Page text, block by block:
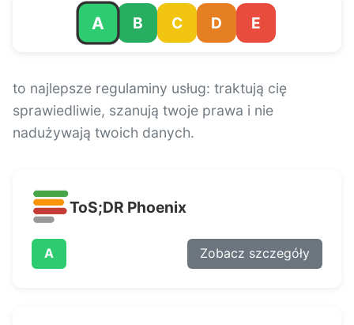
Społeczności
Podziękowania
Dodaj analizę
A B C D E
to najlepsze regulaminy usług: traktują cię
sprawiedliwie, szanują twoje prawa i nie
nadużywają twoich danych.
ToS;DR Phoenix
A Zobacz szczegóły